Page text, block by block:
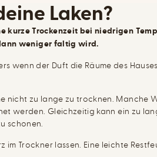
Laken?
Trockenzeit bei niedrigen
weniger faltig wird.
wenn der Duft die Räume des
nicht zu lange zu trocknen. Manche
werden. Gleichzeitig kann ein zu
schonen.
Trockner lassen. Eine leichte